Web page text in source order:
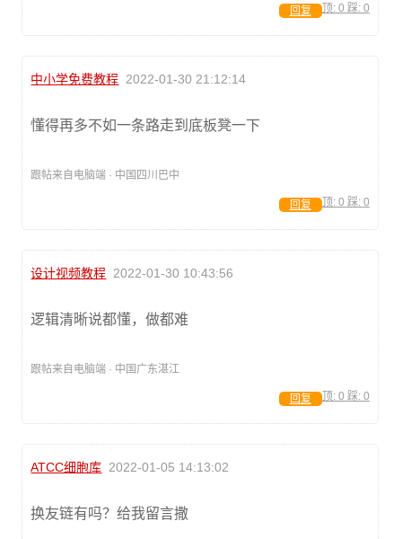
顶: 0 踩: 0
回复
中小学免费教程 2022-01-30 21:12:14
懂得再多不如一条路走到底板凳一下
跟帖来自电脑端 · 中国四川巴中
顶: 0 踩: 0
回复
设计视频教程 2022-01-30 10:43:56
逻辑清晰说都懂，做都难
跟帖来自电脑端 · 中国广东湛江
顶: 0 踩: 0
回复
ATCC细胞库 2022-01-05 14:13:02
换友链有吗？给我留言撒